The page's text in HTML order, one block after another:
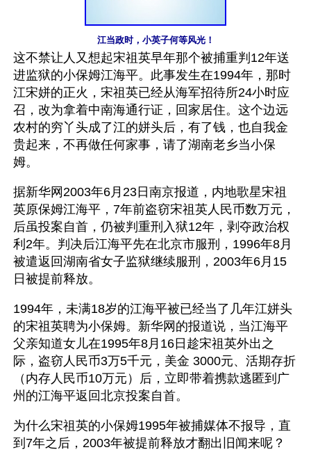
江当政时，小英子何等风光！
这不禁让人又想起宋祖英早年那个被捕重判12年送
进监狱的小保姆江海平。此事发生在1994年，那时
江宋姘的正火，宋祖英已经从海军招待所24小时应
召，改为拿着中南海通行证，回家居住。这个边远
农村的穷丫头成了江的姘头后，有了钱，也自我金
贵起来，不再做任何家事，请了湖南老乡当小保
姆。
据新华网2003年6月23日南京报道，内地歌星宋祖
英原保姆江海平，7年前盗窃宋祖英人民币数万元，
后虽投案自首，仍被判重刑入狱12年，剥夺政治权
利2年。判决后江海平先在北京市服刑，1996年8月
被遣返回湖南省女子监狱继续服刑，2003年6月15
日被提前释放。
1994年，未满18岁的江海平被已经当了几年江姘头
的宋祖英聘为小保姆。新华网的报道说，当江海平
父亲知道女儿在1995年8月16日趁宋祖英外出之
际，盗窃人民币3万5千元，美金 3000元、活期存折
（内存人民币10万元）后，立即带着携款逃匿到广
州的江海平返回北京投案自首。
为什么宋祖英的小保姆1995年被捕媒体不报导，直
到7年之后，2003年被提前释放才翻出旧闻来呢？